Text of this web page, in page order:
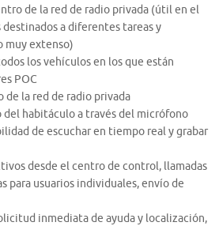
de la red de radio privada (útil en el
a diferentes tareas y
muy extenso)
los vehículos en los que están
POC
de la red de radio privada
habitáculo a través del micrófono
de escuchar en tiempo real y grabar
desde el centro de control, llamadas
para usuarios individuales, envío de
inmediata de ayuda y localización,